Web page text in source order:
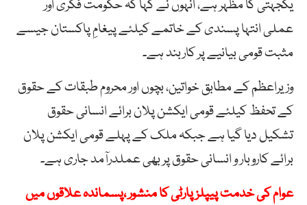
یکجہتی کا مظہر ہے، انہوں نے کہا کہ حکومت فکری اور
عملی انتہا پسندی کے خاتمے کیلئے پیغامِ پاکستان جیسے
مثبت قومی بیانیے پر کاربند ہے۔
وزیراعظم کے مطابق خواتین، بچوں اور محروم طبقات کے حقوق
کے تحفظ کیلئے قومی ایکشن پلان برائے انسانی حقوق
تشکیل دیا گیا ہے جبکہ ملک کے پہلے قومی ایکشن پلان
برائے کاروبار و انسانی حقوق پر بھی عملدرآمد جاری ہے۔
عوام کی خدمت پیپلز پارٹی کا منشور ،پسماندہ علاقوں میں